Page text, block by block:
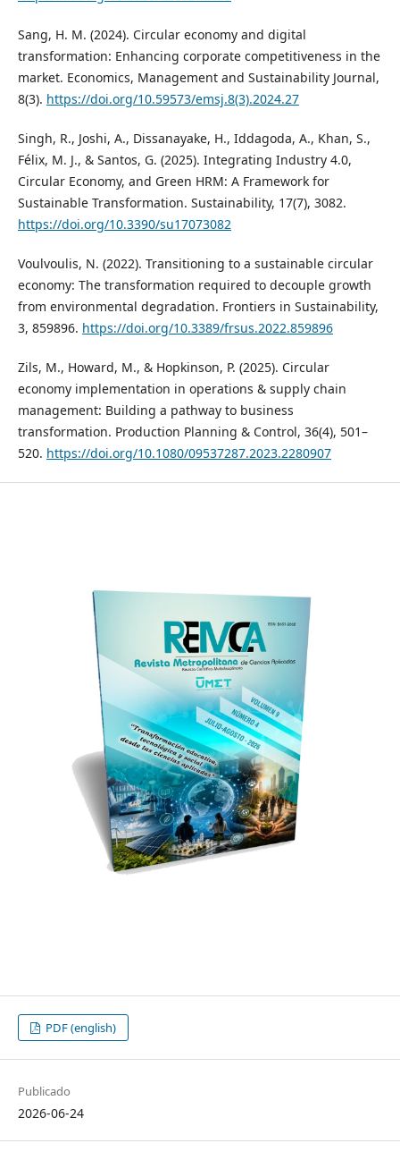
Sang, H. M. (2024). Circular economy and digital
transformation: Enhancing corporate competitiveness in the
market. Economics, Management and Sustainability Journal,
8(3). https://doi.org/10.59573/emsj.8(3).2024.27
Singh, R., Joshi, A., Dissanayake, H., Iddagoda, A., Khan, S.,
Félix, M. J., & Santos, G. (2025). Integrating Industry 4.0,
Circular Economy, and Green HRM: A Framework for
Sustainable Transformation. Sustainability, 17(7), 3082.
https://doi.org/10.3390/su17073082
Voulvoulis, N. (2022). Transitioning to a sustainable circular
economy: The transformation required to decouple growth
from environmental degradation. Frontiers in Sustainability,
3, 859896. https://doi.org/10.3389/frsus.2022.859896
Zils, M., Howard, M., & Hopkinson, P. (2025). Circular
economy implementation in operations & supply chain
management: Building a pathway to business
transformation. Production Planning & Control, 36(4), 501–
520. https://doi.org/10.1080/09537287.2023.2280907
PDF (english)
Publicado
2026-06-24